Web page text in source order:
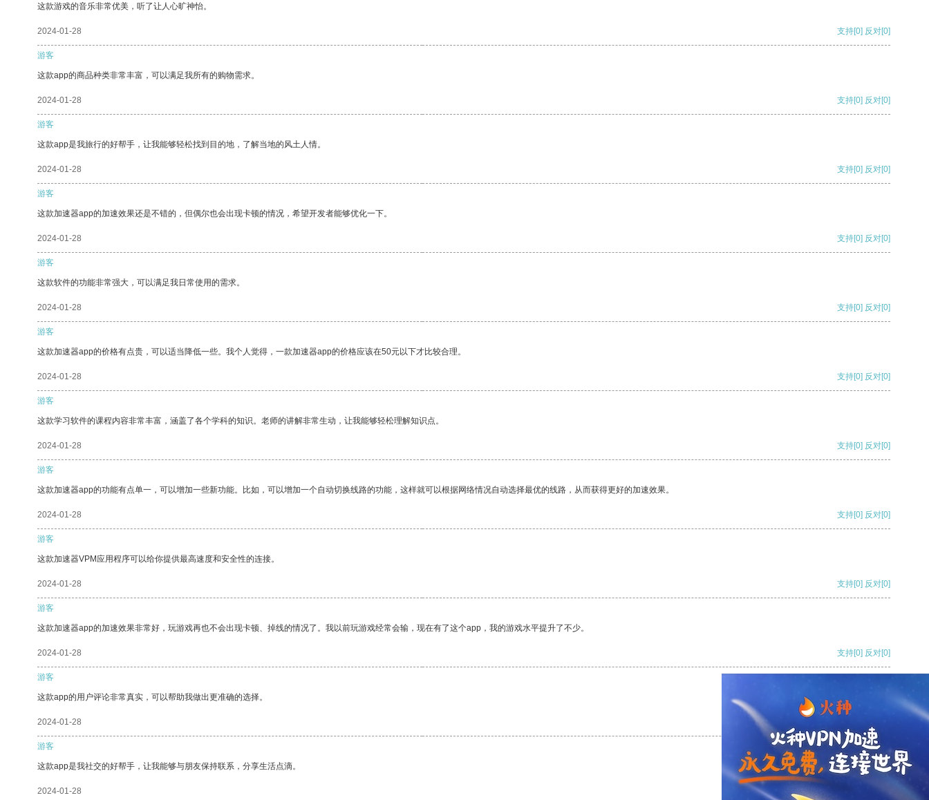
这款游戏的音乐非常优美，听了让人心旷神怡。
2024-01-28 支持[0] 反对[0]
游客
这款app的商品种类非常丰富，可以满足我所有的购物需求。
2024-01-28 支持[0] 反对[0]
游客
这款app是我旅行的好帮手，让我能够轻松找到目的地，了解当地的风土人情。
2024-01-28 支持[0] 反对[0]
游客
这款加速器app的加速效果还是不错的，但偶尔也会出现卡顿的情况，希望开发者能够优化一下。
2024-01-28 支持[0] 反对[0]
游客
这款软件的功能非常强大，可以满足我日常使用的需求。
2024-01-28 支持[0] 反对[0]
游客
这款加速器app的价格有点贵，可以适当降低一些。我个人觉得，一款加速器app的价格应该在50元以下才比较合理。
2024-01-28 支持[0] 反对[0]
游客
这款学习软件的课程内容非常丰富，涵盖了各个学科的知识。老师的讲解非常生动，让我能够轻松理解知识点。
2024-01-28 支持[0] 反对[0]
游客
这款加速器app的功能有点单一，可以增加一些新功能。比如，可以增加一个自动切换线路的功能，这样就可以根据网络情况自动选择最优的线路，从而获得更好的加速效果。
2024-01-28 支持[0] 反对[0]
游客
这款加速器VPM应用程序可以给你提供最高速度和安全性的连接。
2024-01-28 支持[0] 反对[0]
游客
这款加速器app的加速效果非常好，玩游戏再也不会出现卡顿、掉线的情况了。我以前玩游戏经常会输，现在有了这个app，我的游戏水平提升了不少。
2024-01-28 支持[0] 反对[0]
游客
这款app的用户评论非常真实，可以帮助我做出更准确的选择。
2024-01-28
游客
这款app是我社交的好帮手，让我能够与朋友保持联系，分享生活点滴。
2024-01-28 反对